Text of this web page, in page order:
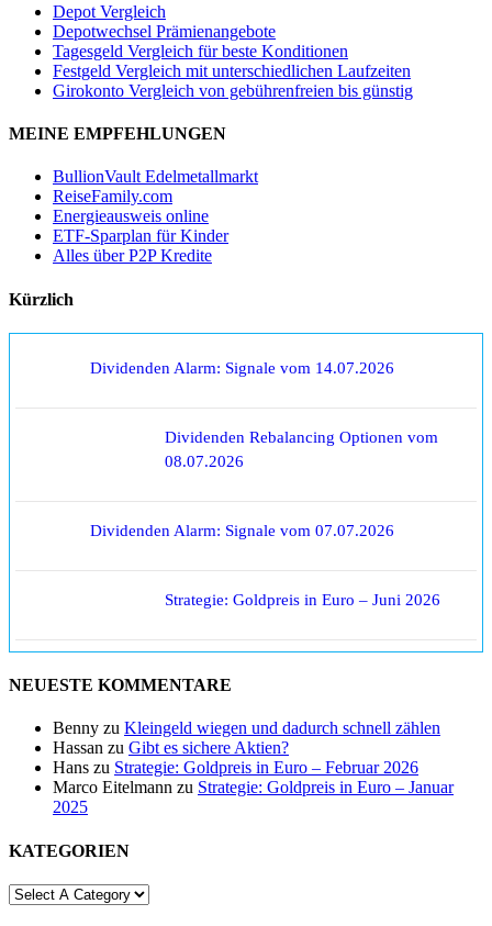
Depot Vergleich
Depotwechsel Prämienangebote
Tagesgeld Vergleich für beste Konditionen
Festgeld Vergleich mit unterschiedlichen Laufzeiten
Girokonto Vergleich von gebührenfreien bis günstig
MEINE EMPFEHLUNGEN
BullionVault Edelmetallmarkt
ReiseFamily.com
Energieausweis online
ETF-Sparplan für Kinder
Alles über P2P Kredite
Kürzlich
Dividenden Alarm: Signale vom 14.07.2026
Dividenden Rebalancing Optionen vom
08.07.2026
Dividenden Alarm: Signale vom 07.07.2026
Strategie: Goldpreis in Euro – Juni 2026
NEUESTE KOMMENTARE
Benny zu Kleingeld wiegen und dadurch schnell zählen
Hassan zu Gibt es sichere Aktien?
Hans zu Strategie: Goldpreis in Euro – Februar 2026
Marco Eitelmann zu Strategie: Goldpreis in Euro – Januar
2025
KATEGORIEN